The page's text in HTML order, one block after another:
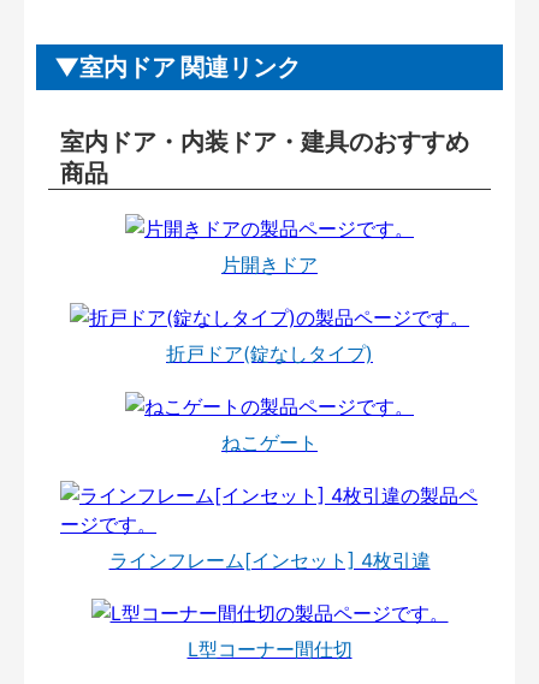
室内ドア 関連リンク
室内ドア・内装ドア・建具のおすすめ
商品
片開きドア
折戸ドア(錠なしタイプ)
ねこゲート
ラインフレーム[インセット] 4枚引違
L型コーナー間仕切